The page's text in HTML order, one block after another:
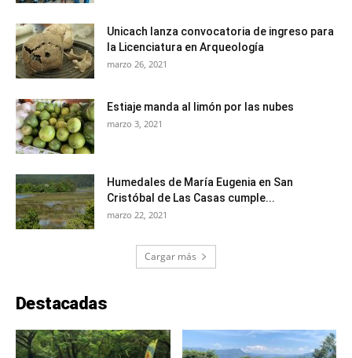
Unicach lanza convocatoria de ingreso para
la Licenciatura en Arqueología
marzo 26, 2021
Estiaje manda al limón por las nubes
marzo 3, 2021
Humedales de María Eugenia en San
Cristóbal de Las Casas cumple...
marzo 22, 2021
Cargar más
Destacadas